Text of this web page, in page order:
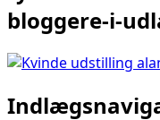
bloggere-i-